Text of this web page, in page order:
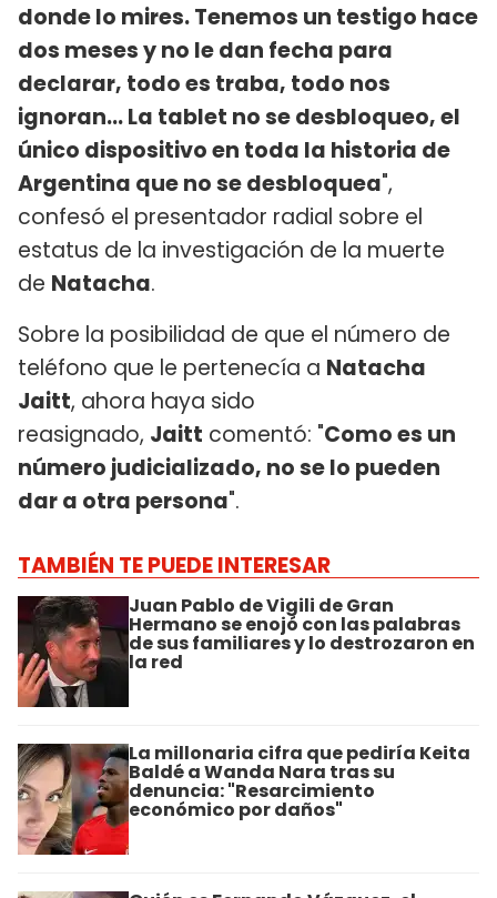
donde lo mires. Tenemos un testigo hace
dos meses y no le dan fecha para
declarar, todo es traba, todo nos
ignoran... La tablet no se desbloqueo, el
único dispositivo en toda la historia de
Argentina que no se desbloquea",
confesó el presentador radial sobre el
estatus de la investigación de la muerte
de Natacha.
Sobre la posibilidad de que el número de
teléfono que le pertenecía a Natacha
Jaitt, ahora haya sido
reasignado, Jaitt comentó: "Como es un
número judicializado, no se lo pueden
dar a otra persona".
TAMBIÉN TE PUEDE INTERESAR
Juan Pablo de Vigili de Gran
Hermano se enojó con las palabras
de sus familiares y lo destrozaron en
la red
La millonaria cifra que pediría Keita
Baldé a Wanda Nara tras su
denuncia: "Resarcimiento
económico por daños"